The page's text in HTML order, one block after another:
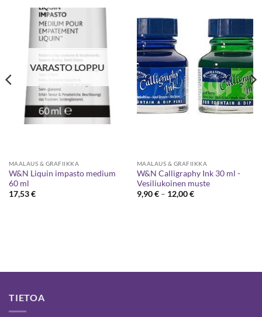
VARASTO LOPPU
MAALAUS & GRAFIIKKA
W&N Liquin impasto medium
60 ml
17,53€
MAALAUS & GRAFIIKKA
W&N Calligraphy Ink 30 ml -
Vesiliukoinen muste
9,90€ – 12,00€Hintaluokka:
TIETOA